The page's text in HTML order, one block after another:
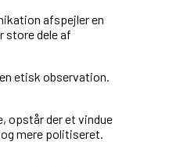
afspejler en
store dele af
etisk observation.
opstår der et vindue
mere politiseret.